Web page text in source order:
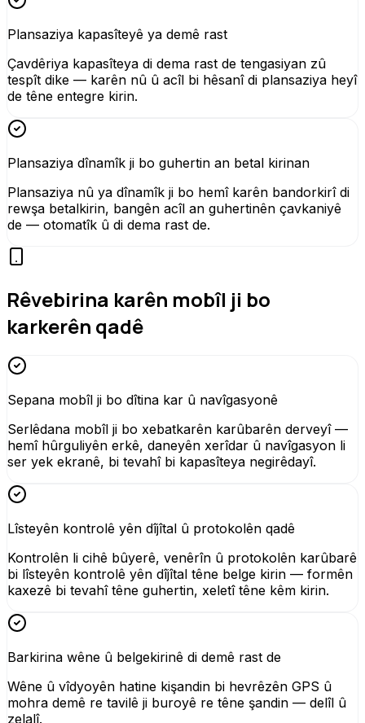
Plansaziya kapasîteyê ya demê rast
Çavdêriya kapasîteya di dema rast de tengasiyan zû
tespît dike — karên nû û acîl bi hêsanî di plansaziya heyî
de têne entegre kirin.
Plansaziya dînamîk ji bo guhertin an betal kirinan
Plansaziya nû ya dînamîk ji bo hemî karên bandorkirî di
rewşa betalkirin, bangên acîl an guhertinên çavkaniyê
de — otomatîk û di dema rast de.
Rêvebirina karên mobîl ji bo
karkerên qadê
Sepana mobîl ji bo dîtina kar û navîgasyonê
Serlêdana mobîl ji bo xebatkarên karûbarên derveyî —
hemî hûrguliyên erkê, daneyên xerîdar û navîgasyon li
ser yek ekranê, bi tevahî bi kapasîteya negirêdayî.
Lîsteyên kontrolê yên dîjîtal û protokolên qadê
Kontrolên li cihê bûyerê, venêrîn û protokolên karûbarê
bi lîsteyên kontrolê yên dîjîtal têne belge kirin — formên
kaxezê bi tevahî têne guhertin, xeletî têne kêm kirin.
Barkirina wêne û belgekirinê di demê rast de
Wêne û vîdyoyên hatine kişandin bi hevrêzên GPS û
mohra demê re tavilê ji buroyê re têne şandin — delîl û
zelalî.